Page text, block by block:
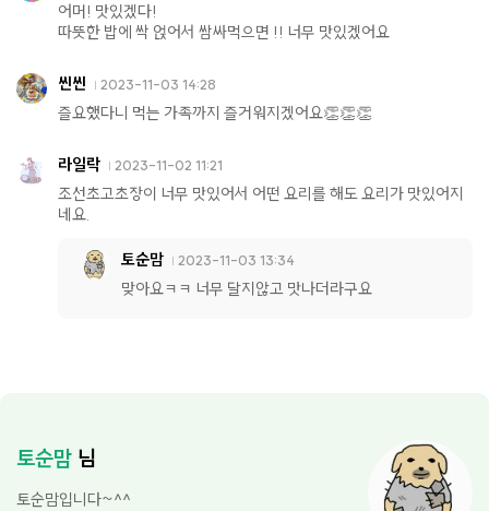
어머! 맛있겠다!
따뜻한 밥에 싹 얹어서 쌈싸먹으면 !! 너무 맛있겠어요
씬씬 2023-11-03 14:28
즐요했다니 먹는 가족까지 즐거워지겠어요👏👏👏
라일락 2023-11-02 11:21
조선초고초장이 너무 맛있어서 어떤 요리를 해도 요리가 맛있어지
네요.
토순맘 2023-11-03 13:34
맞아요ㅋㅋ 너무 달지않고 맛나더라구요
토순맘 님
토순맘입니다~^^